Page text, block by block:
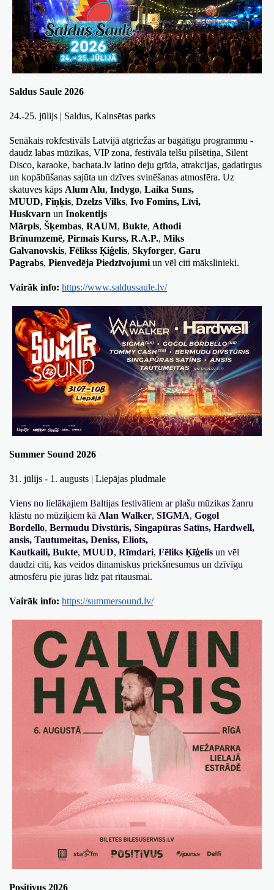
Saldus Saule 2026
24.-25. jūlijs | Saldus, Kalnsētas parks
Senākais rokfestivāls Latvijā atgriežas ar bagātīgu programmu -
daudz labas mūzikas, VIP zona, festivāla telšu pilsētiņa, Silent
Disco, karaoke, bachata.lv latino deju grīda, atrakcijas, gadatirgus
un kopābūšanas sajūta un dzīves svinēšanas atmosfēra. Uz
skatuves kāps Alum Alu, Indygo, Laika Suns,
MUUD, Fiņķis, Dzelzs Vilks, Ivo Fomins, Līvi,
Huskvarn un Inokentijs
Mārpls, Šķembas, RAUM, Bukte, Athodi
Brīnumzemē, Pirmais Kurss, R.A.P., Miks
Galvanovskis, Fēlikss Ķiģelis, Skyforger, Garu
Pagrabs, Pienvedēja Piedzīvojumi un vēl citi mākslinieki.
Vairāk info: https://www.saldussaule.lv/
Summer Sound 2026
31. jūlijs - 1. augusts | Liepājas pludmale
Viens no lielākajiem Baltijas festivāliem ar plašu mūzikas žanru
klāstu no mūziķiem kā Alan Walker, SIGMA, Gogol
Bordello, Bermudu Divstūris, Singapūras Satīns, Hardwell,
ansis, Tautumeitas, Deniss, Eliots,
Kautkaili, Bukte, MUUD, Rīmdari, Fēliks Ķīģelis un vēl
daudzi citi, kas veidos dinamiskus priekšnesumus un dzīvīgu
atmosfēru pie jūras līdz pat rītausmai.
Vairāk info: https://summersound.lv/
Positivus 2026